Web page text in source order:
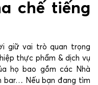
chế tiếng
giữ vai trò quan trọng
thực phẩm & dịch vụ
họ bao gồm các Nhà
bar… Nếu bạn đang tìm